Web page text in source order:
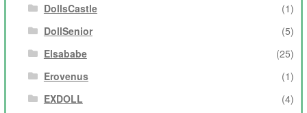
DollsCastle
(1)
DollSenior
(5)
Elsababe
(25)
Erovenus
(1)
EXDOLL
(4)